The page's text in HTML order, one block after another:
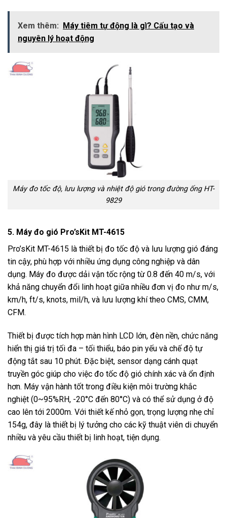
Xem thêm: Máy tiêm tự động là gì? Cấu tạo và
nguyên lý hoạt động
Máy đo tốc độ, lưu lượng và nhiệt độ gió trong đường ống HT-
9829
5. Máy đo gió Pro’sKit MT-4615
Pro’sKit MT-4615 là thiết bị đo tốc độ và lưu lượng gió đáng
tin cậy, phù hợp với nhiều ứng dụng công nghiệp và dân
dụng. Máy đo được dải vận tốc rộng từ 0.8 đến 40 m/s, với
khả năng chuyển đổi linh hoạt giữa nhiều đơn vị đo như m/s,
km/h, ft/s, knots, mil/h, và lưu lượng khí theo CMS, CMM,
CFM.
Thiết bị được tích hợp màn hình LCD lớn, đèn nền, chức năng
hiển thị giá trị tối đa – tối thiểu, báo pin yếu và chế độ tự
động tắt sau 10 phút. Đặc biệt, sensor dạng cánh quạt
truyền góc giúp cho việc đo tốc độ gió chính xác và ổn định
hơn. Máy vận hành tốt trong điều kiện môi trường khắc
nghiệt (0~95%RH, -20°C đến 80°C) và có thể sử dụng ở độ
cao lên tới 2000m. Với thiết kế nhỏ gọn, trọng lượng nhẹ chỉ
154g, đây là thiết bị lý tưởng cho các kỹ thuật viên di chuyển
nhiều và yêu cầu thiết bị linh hoạt, tiện dụng.